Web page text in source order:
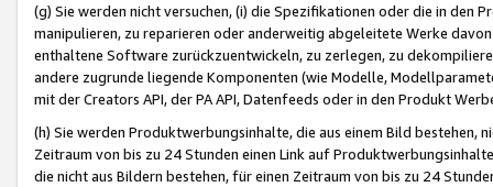
(g) Sie werden nicht versuchen, (i) die Spezifikationen oder die in
manipulieren, zu reparieren oder anderweitig abgeleitete Werke
enthaltene Software zurückzuentwickeln, zu zerlegen, zu
andere zugrunde liegende Komponenten (wie Modelle,
mit der Creators API, der PA API, Datenfeeds oder in den Produkt
(h) Sie werden Produktwerbungsinhalte, die aus einem Bild bestehen,
Zeitraum von bis zu 24 Stunden einen Link auf
die nicht aus Bildern bestehen, für einen Zeitraum von bis zu 24